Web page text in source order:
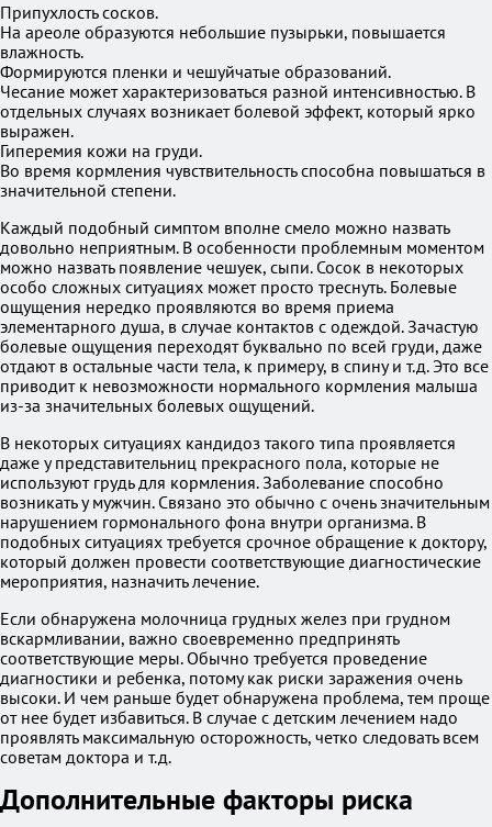
Припухлость сосков.
На ареоле образуются небольшие пузырьки, повышается
влажность.
Формируются пленки и чешуйчатые образований.
Чесание может характеризоваться разной интенсивностью. В
отдельных случаях возникает болевой эффект, который ярко
выражен.
Гиперемия кожи на груди.
Во время кормления чувствительность способна повышаться в
значительной степени.
Каждый подобный симптом вполне смело можно назвать
довольно неприятным. В особенности проблемным моментом
можно назвать появление чешуек, сыпи. Сосок в некоторых
особо сложных ситуациях может просто треснуть. Болевые
ощущения нередко проявляются во время приема
элементарного душа, в случае контактов с одеждой. Зачастую
болевые ощущения переходят буквально по всей груди, даже
отдают в остальные части тела, к примеру, в спину и т.д. Это все
приводит к невозможности нормального кормления малыша
из-за значительных болевых ощущений.
В некоторых ситуациях кандидоз такого типа проявляется
даже у представительниц прекрасного пола, которые не
используют грудь для кормления. Заболевание способно
возникать у мужчин. Связано это обычно с очень значительным
нарушением гормонального фона внутри организма. В
подобных ситуациях требуется срочное обращение к доктору,
который должен провести соответствующие диагностические
мероприятия, назначить лечение.
Если обнаружена молочница грудных желез при грудном
вскармливании, важно своевременно предпринять
соответствующие меры. Обычно требуется проведение
диагностики и ребенка, потому как риски заражения очень
высоки. И чем раньше будет обнаружена проблема, тем проще
от нее будет избавиться. В случае с детским лечением надо
проявлять максимальную осторожность, четко следовать всем
советам доктора и т.д.
Дополнительные факторы риска